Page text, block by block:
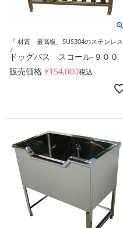
『 材質 最高級、SUS304のステンレス
』
ドッグバス スコール-９００
販売価格 ¥154,000税込